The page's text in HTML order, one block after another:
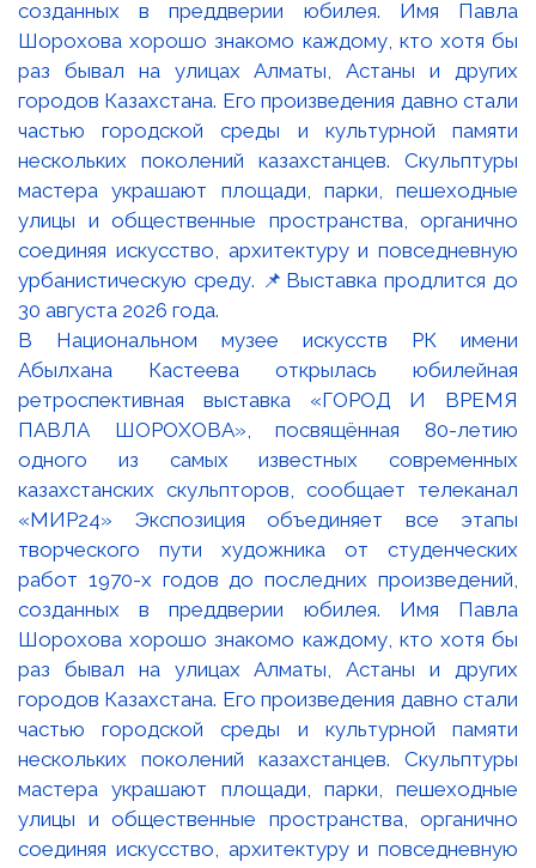
В Национальном музее искусств РК имени
Абылхана Кастеева открылась юбилейная
ретроспективная выставка «ГОРОД И ВРЕМЯ
ПАВЛА ШОРОХОВА», посвящённая 80-летию
одного из самых известных современных
казахстанских скульпторов, сообщает телеканал
«МИР24» Экспозиция объединяет все этапы
творческого пути художника от студенческих
работ 1970-х годов до последних произведений,
созданных в преддверии юбилея. Имя Павла
Шорохова хорошо знакомо каждому, кто хотя бы
раз бывал на улицах Алматы, Астаны и других
городов Казахстана. Его произведения давно стали
частью городской среды и культурной памяти
нескольких поколений казахстанцев. Скульптуры
мастера украшают площади, парки, пешеходные
улицы и общественные пространства, органично
соединяя искусство, архитектуру и повседневную